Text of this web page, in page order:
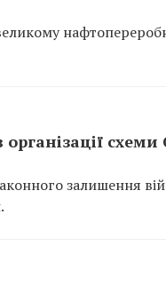
схеми
залишення